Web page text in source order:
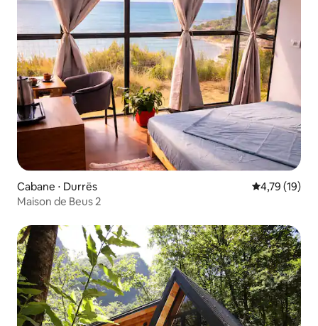
Cabane ⋅ Durrës Évaluation
4,79 (19)
Maison de Beus 2